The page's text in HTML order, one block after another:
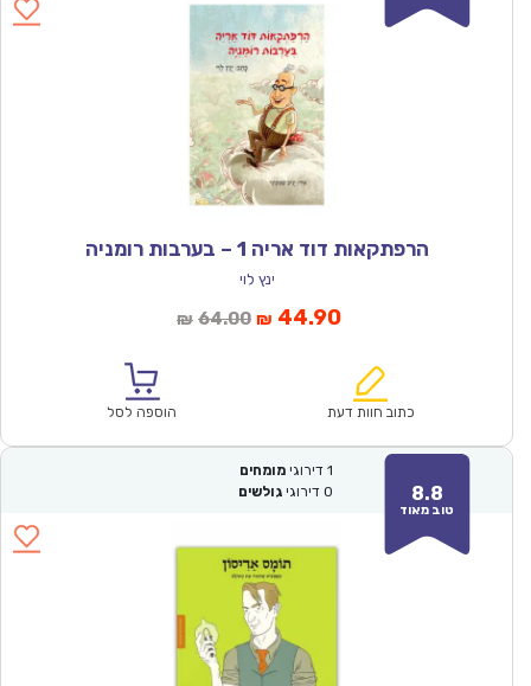
הרפתקאות דוד אריה 1 – בערבות רומניה
ינץ לוי
₪ 64.00המחיר
₪64.00.
₪ 44.90המחיר
הוא:
כתוב חוות דעת הוספה לסל
8.8
טוב מאוד
1 דירוגי מומחים
0 דירוגי גולשים